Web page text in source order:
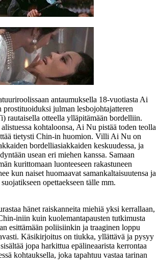
antaumuksella 18‑vuotiasta Ai
prostituoiduksi julman lesbojohtajatteren
) rautaisella otteella ylläpitämään bordelliin.
kohtaloonsa, Ai Nu pistää toden teolla
tietysti Chin‑in huomion. Villi Ai Nu on
bordelliasiakkaiden keskuudessa, ja
usean eri miehen kanssa. Samaan
kurittomaan luonteeseen rakastuneen
kun naiset huomaavat samankaltaisuutensa ja
opettaekseen tälle mm.
hänet raiskanneita miehiä yksi kerrallaan,
iniin kuin kuolemantapausten tutkimusta
esittämään poliisiinkin ja traaginen loppu
Käsikirjoitus on tiukka, yllättävä ja pysyy
jopa harkittua epälineaarista kerrontaa
kohtauksella, joka tapahtuu vastaa tarinan